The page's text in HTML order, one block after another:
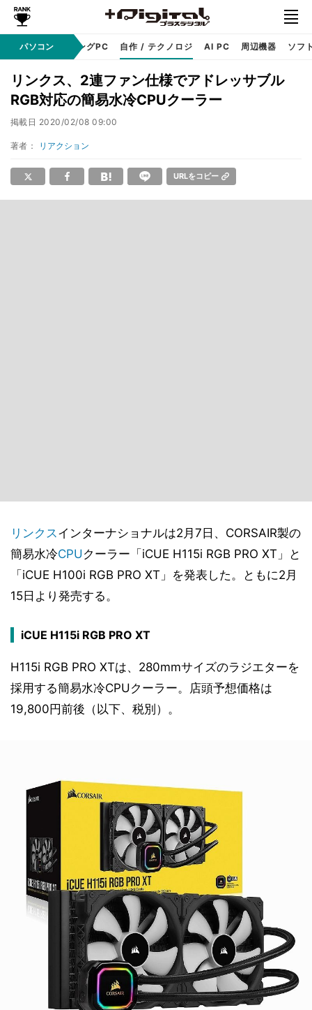
パソコン
PC本体 ゲーミングPC 自作 / テクノロジ AI PC 周辺機器 ソフ
リンクス、2連ファン仕様でアドレッサブル
RGB対応の簡易水冷CPUクーラー
掲載日 2020/02/08 09:00
著者： リアクション
URLをコピー
リンクスインターナショナルは2月7日、CORSAIR製の
簡易水冷CPUクーラー「iCUE H115i RGB PRO XT」と
「iCUE H100i RGB PRO XT」を発表した。ともに2月
15日より発売する。
iCUE H115i RGB PRO XT
H115i RGB PRO XTは、280mmサイズのラジエターを
採用する簡易水冷CPUクーラー。店頭予想価格は
19,800円前後（以下、税別）。